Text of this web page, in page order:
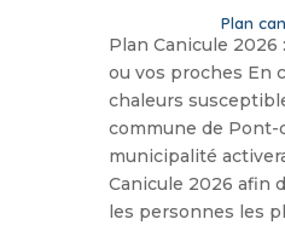
Plan
​Plan Canicule 2026
ou vos proches ​En
chaleurs
commune de Pont-
municipalité
Canicule 2026 afin
les personnes les